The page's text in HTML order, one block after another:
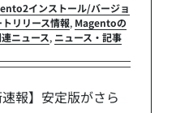
インストール/バージョ
リリース情報, Magentoの
ニュース, ニュース・記事
報】安定版がさら